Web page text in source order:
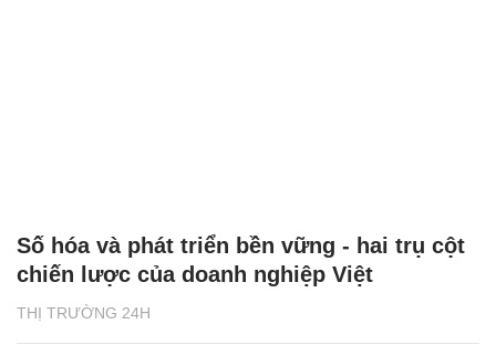
THỊ TRƯỜNG 24H
Số hóa và phát triển bền vững - hai trụ cột
chiến lược của doanh nghiệp Việt